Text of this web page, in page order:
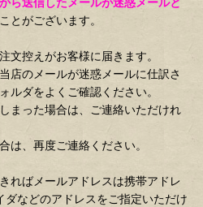
ことがございます。
文控えがお客様に届きます。
店のメールが迷惑メールに仕訳さ
ルダをよくご確認ください。
まった場合は、ご連絡いただけれ
は、再度ご連絡ください。
ればメールアドレスは携帯アドレ
ダなどのアドレスをご指定いただけ